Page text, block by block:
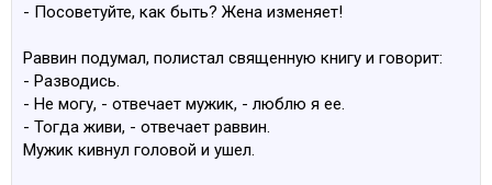
- Посоветуйте, как быть? Жена изменяет!
Раввин подумал, полистал священную книгу и говорит:
- Разводись.
- Не могу, - отвечает мужик, - люблю я ее.
- Тогда живи, - отвечает раввин.
Мужик кивнул головой и ушел.